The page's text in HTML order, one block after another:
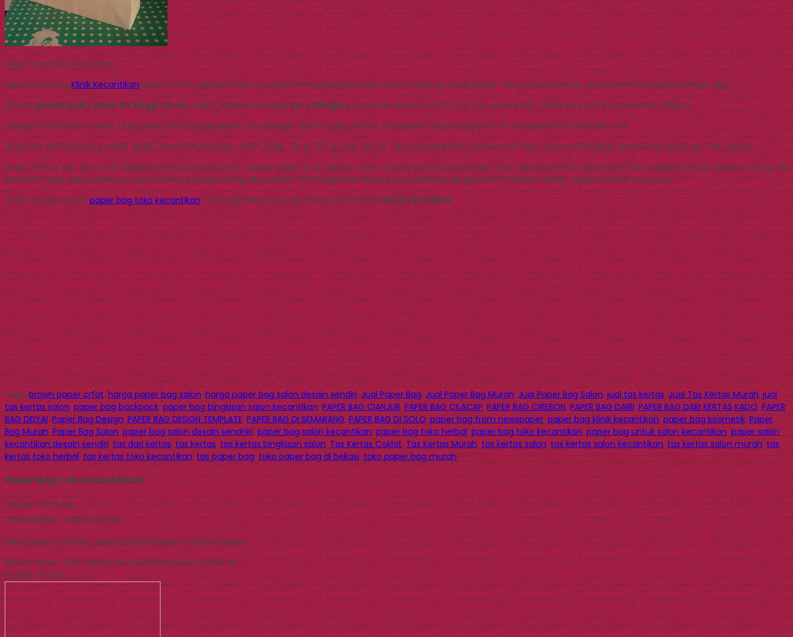
paper bag toko kecantikan
Paper bag KairaKlinik Kecantikanpada contoh gambar, kami produksi menggunakan bahan kraft coklat gramasi 200gr. Yang tentunya kuat untuk menahan beban hingga 4kg.
Ukuranpanjang 26 x lebar 8 x tinggi 20 cm, dapat dipesan sehargaRp. 2.250/pcsuntuk pemesanan 1.000 pcs. Dan seharga Rp. 2.650/pcs untuk pemesanan 500pcs.
Dengan bahan kertas daur ulang yang ramah lingkungan. Dan dengan desain yang simpel, menjadikan paper bag toko Anda menjadi menarik dan unik.
Alternatif gramasi yang dapat dipilih untuk bahan brwon craft; 120gr, 125 gr, 150 gr, dan 200 gr. Jika menginginkan warna putih kami juga menyedikan kertas kraft putih, BC, dan asturo.
Untuk desain tas, kami memberikan layanan pembuatan desain paper bag secara cuma-cuma. Kami juga memproduksi tas kecantikan dari bahan lain, seperti kanvas, belacu, furing, dll.
Model tas juga dapat dipesan custom sesuai konsep yang dibutuhkan. Soal harga bisa Anda komunikasikan dengan kami terlebih dahulu. Dijamin tetap ekonomis.
Anda menginginkanpaper bag toko kecantikan? Hubungi sekarang juga call center kami di0823.2324.6932.
Tags:brown paper crfat,harga paper bag salon,harga paper bag salon desain sendiri,Jual Paper Bag,Jual Paper Bag Murah,Jual Paper Bag Salon,jual tas kertas,Jual Tas Kertas Murah,jual
tas kertas salon,paper bag backpack,paper bag bingkisan salon kecantikan,PAPER BAG CIANJUR,PAPER BAG CILACAP,PAPER BAG CIREBON,PAPER BAG DAIRI,PAPER BAG DARI KERTAS KADO,PAPER
BAG DEIYAI,Paper Bag Design,PAPER BAG DESIGN TEMPLATE,PAPER BAG DI SEMARANG,PAPER BAG DI SOLO,paper bag from newspaper,paper bag klinik kecantikan,paper bag kosmetik,Paper
Bag Murah,Paper Bag Salon,paper bag salon desain sendniri,paper bag salon kecantikan,paper bag toko herbal,paper bag toko kecantikan,paper bag untuk salon kecantikan,paper salon
kecantikan desain sendiri,tas dari kertas,tas kertas,tas kertas bingkisan salon,Tas Kertas Coklat,Tas Kertas Murah,tas kertas salon,tas kertas salon kecantikan,tas kertas salon murah,tas
kertas toko herbal,tas kertas toko kecantikan,tas paper bag,toko paper bag di bekasi,toko paper bag murah
Paper Bag Toko Kecantikan
Dilihat 2.039 kali
Diskusi Belum ada komentar
Belum ada komentar, buka diskusi dengan komentar Anda.
Mohon maaf, form diskusi dinonaktifkan pada produk ini.
Produk Terkait